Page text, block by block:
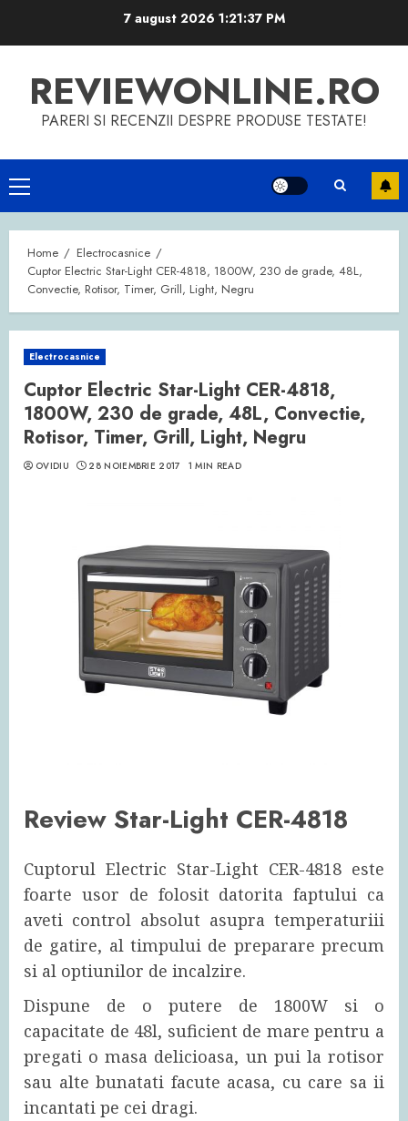
7 august 2026 1:21:37 PM
REVIEWONLINE.RO
PARERI SI RECENZII DESPRE PRODUSE TESTATE!
Primary
Menu
Home
Electrocasnice
Cuptor Electric Star-Light CER-4818, 1800W, 230 de grade, 48L,
Convectie, Rotisor, Timer, Grill, Light, Negru
Electrocasnice
Cuptor Electric Star-Light CER-4818,
1800W, 230 de grade, 48L, Convectie,
Rotisor, Timer, Grill, Light, Negru
OVIDIU 28 NOIEMBRIE 2017 1 MIN READ
Review Star-Light CER-4818
Cuptorul Electric Star-Light CER-4818 este
foarte usor de folosit datorita faptului ca
aveti control absolut asupra temperaturiii
de gatire, al timpului de preparare precum
si al optiunilor de incalzire.
Dispune de o putere de 1800W si o
capacitate de 48l, suficient de mare pentru a
pregati o masa delicioasa, un pui la rotisor
sau alte bunatati facute acasa, cu care sa ii
incantati pe cei dragi.